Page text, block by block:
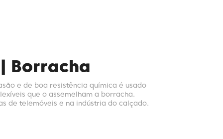
| Borracha
e de boa resistência química é usado
que o assemelham a borracha.
de telemóveis e na indústria do calçado.